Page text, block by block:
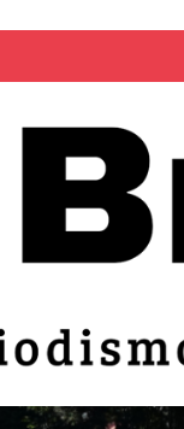
en niñas y adolescentes
de la masacre de 1975
Sandra Leticia
sus fórmulas